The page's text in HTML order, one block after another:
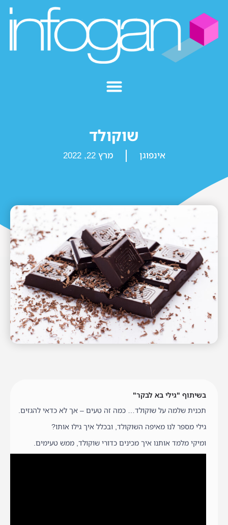
שוקולד
אינפוגן מרץ 22, 2022
בשיתוף "גילי בא לבקר"
תכנית שלמה על שוקולד… כמה זה טעים – אך לא כדאי להגזים.
גילי מספר לנו מאיפה השוקולד, ובכלל איך גילו אותו?
ומיקי מלמד אותנו איך מכינים כדורי שוקולד, ממש טעימים.